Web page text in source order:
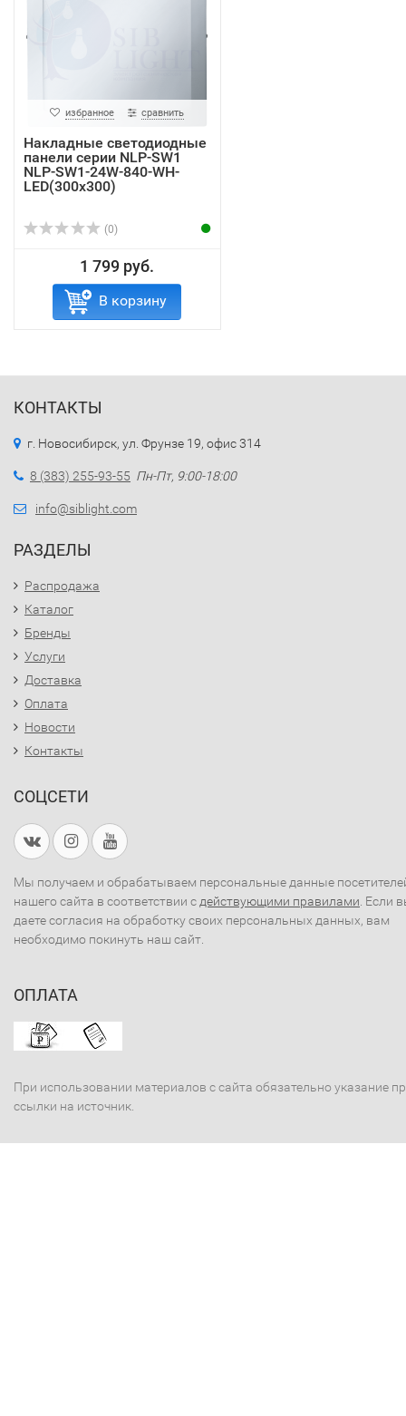
избранное сравнить
Накладные светодиодные
панели серии NLP-SW1
NLP-SW1-24W-840-WH-
LED(300x300)
(0)
1 799 руб.
В корзину
КОНТАКТЫ
г. Новосибирск, ул. Фрунзе 19, офис 314
8 (383) 255-93-55 Пн-Пт, 9:00-18:00
info@siblight.com
РАЗДЕЛЫ
Распродажа
Каталог
Бренды
Услуги
Доставка
Оплата
Новости
Контакты
СОЦСЕТИ
Мы получаем и обрабатываем персональные данные
нашего сайта в соответствии с действующими правилами . Если
даете согласия на обработку своих персональных данных, вам
необходимо покинуть наш сайт.
ОПЛАТА
При использовании материалов с сайта обязательно указание
ссылки на источник.